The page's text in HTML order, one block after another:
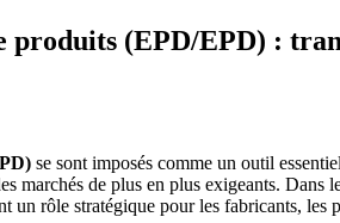
produits (EPD/EPD) :
se sont imposés comme un outil
marchés de plus en plus exigeants. Dans
un rôle stratégique pour les fabricants, les